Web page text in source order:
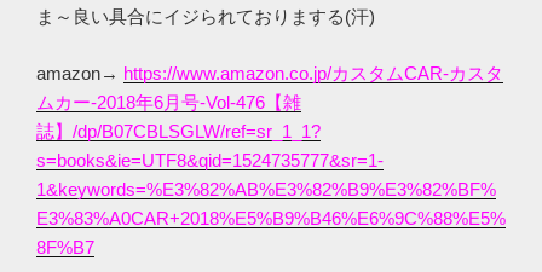
ま～良い具合にイジられておりまする(汗)
amazon→ https://www.amazon.co.jp/カスタムCAR-カスタ
ムカー-2018年6月号-Vol-476【雑
誌】/dp/B07CBLSGLW/ref=sr_1_1?
s=books&ie=UTF8&qid=1524735777&sr=1-
1&keywords=%E3%82%AB%E3%82%B9%E3%82%BF%
E3%83%A0CAR+2018%E5%B9%B46%E6%9C%88%E5%
8F%B7